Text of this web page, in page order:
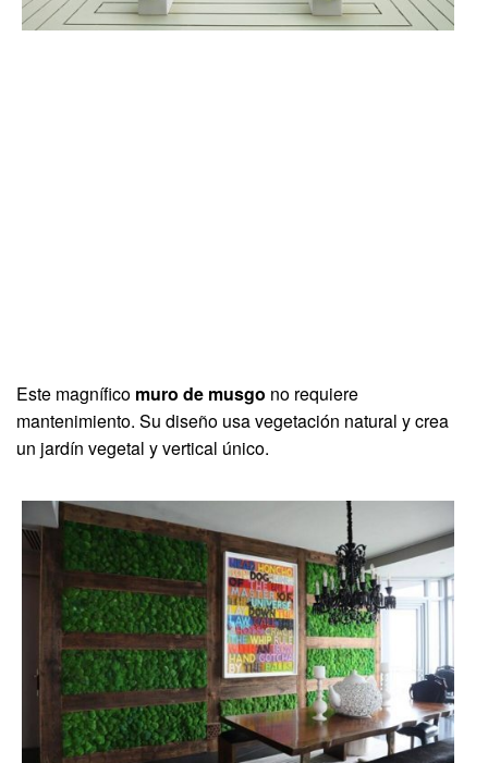
Este magnífico muro de musgo no requiere
mantenimiento. Su diseño usa vegetación natural y crea
un jardín vegetal y vertical único.